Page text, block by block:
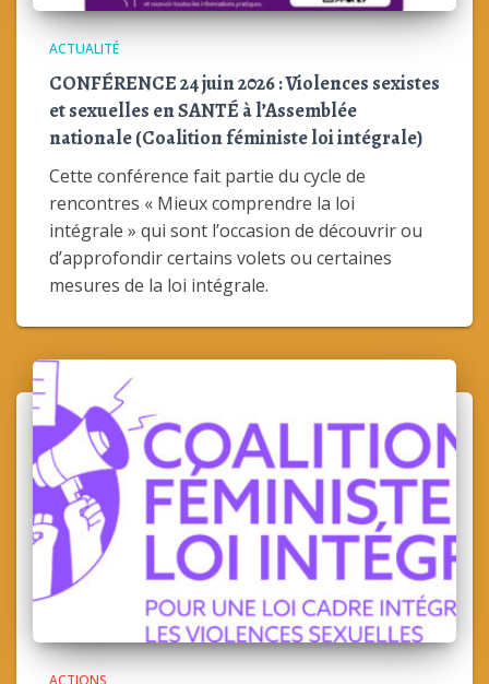
ACTUALITÉ
CONFÉRENCE 24 juin 2026 : Violences sexistes
et sexuelles en SANTÉ à l’Assemblée
nationale (Coalition féministe loi intégrale)
Cette conférence fait partie du cycle de
rencontres « Mieux comprendre la loi
intégrale » qui sont l’occasion de découvrir ou
d’approfondir certains volets ou certaines
mesures de la loi intégrale.
ACTIONS